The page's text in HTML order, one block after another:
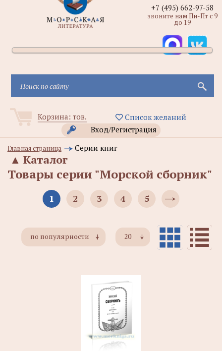
Корзина: тов.
Список желаний
Вход/Регистрация
+7 (495) 662-97-58
звоните нам Пн-Пт с 9
до 19
Главная страница Серии книг
Каталог
▲
Товары серии "Морской сборник"
1 2 3 4 5
20
по популярности